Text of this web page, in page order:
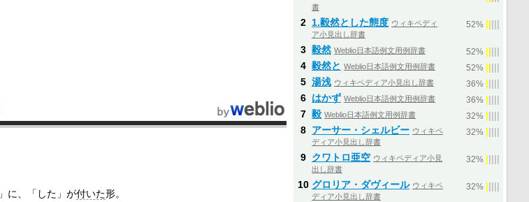
」に、「した」が付いた形。
書
2 1.毅然とした態度 ウィキペディ
ア小見出し辞書
52%
3 毅然 Weblio日本語例文用例辞書 52%
4 毅然と Weblio日本語例文用例辞書 52%
5 湯浅 ウィキペディア小見出し辞書 36%
6 はかず Weblio日本語例文用例辞書 36%
7 毅 Weblio日本語例文用例辞書 32%
8 アーサー・シェルビー ウィキペ
ディア小見出し辞書
32%
9 クワトロ亜空 ウィキペディア小見
出し辞書
32%
10 グロリア・ダヴィール ウィキペ
ディア小見出し辞書
32%